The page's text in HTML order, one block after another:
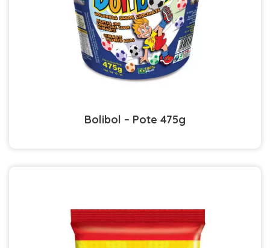
Bolibol – Pote 475g